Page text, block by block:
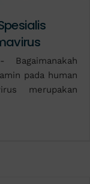
pada human
merupakan